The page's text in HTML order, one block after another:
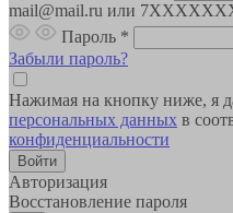
mail@mail.ru или
Пароль *
Забыли пароль?
Нажимая на кнопку ниже, я
персональных данных в
конфиденциальности
Авторизация
Восстановление пароля